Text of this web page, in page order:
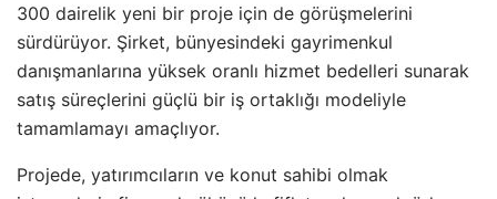
300 dairelik yeni bir proje için de görüşmelerini
sürdürüyor. Şirket, bünyesindeki gayrimenkul
danışmanlarına yüksek oranlı hizmet bedelleri sunarak
satış süreçlerini güçlü bir iş ortaklığı modeliyle
tamamlamayı amaçlıyor.
Projede, yatırımcıların ve konut sahibi olmak